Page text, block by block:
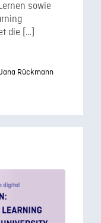
sowie
die […]
Rückmann